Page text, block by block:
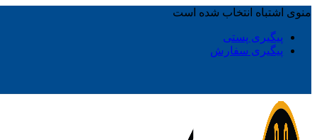
منوی اشتباه انتخاب شده است
پیگیری پستی
پیگیری سفارش